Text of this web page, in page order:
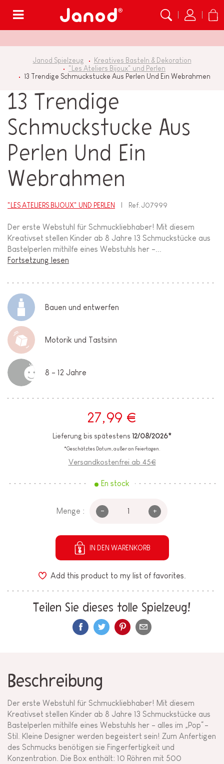
Janod Spielzeug
Kreatives Basteln & Dekoration
"Les Ateliers Bijoux" und Perlen
13 Trendige Schmuckstucke Aus Perlen Und Ein Webrahmen
13 Trendige
Schmuckstucke Aus
Perlen Und Ein
Webrahmen
"LES ATELIERS BIJOUX" UND PERLEN Ref.J07999
Der erste Webstuhl für Schmuckliebhaber! Mit diesem
Kreativset stellen Kinder ab 8 Jahre 13 Schmuckstücke aus
Bastelperlen mithilfe eines Webstuhls her -...
Fortsetzung lesen
Bauen und entwerfen
Motorik und Tastsinn
8 - 12 Jahre
27,99 €
Lieferung bis spätestens 12/08/2026*
*Geschätztes Datum, außer an Feiertagen.
Versandkostenfrei ab 45€
En stock
Menge : - +
IN DEN WARENKORB
Add this product to my list of favorites.
Teilen Sie dieses tolle Spielzeug!
Beschreibung
Der erste Webstuhl für Schmuckliebhaber! Mit diesem
Kreativset stellen Kinder ab 8 Jahre 13 Schmuckstücke aus
Bastelperlen mithilfe eines Webstuhls her - alles im „Pop“-
Stil. Kleine Designer werden begeistert sein! Zum Anfertigen
des Schmucks benötigen sie Fingerfertigkeit und
Konzentration. Die Box enthält: 10 Röhren mit 500